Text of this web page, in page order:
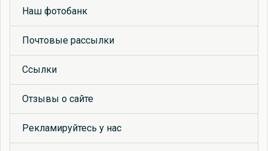
Наш фотобанк
Почтовые рассылки
Ссылки
Отзывы о сайте
Рекламируйтесь у нас